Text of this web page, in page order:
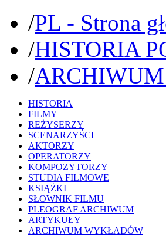
/PL - Strona
/HISTORIA
/
HISTORIA
FILMY
REŻYSERZY
SCENARZYŚCI
AKTORZY
OPERATORZY
KOMPOZYTORZY
STUDIA FILMOWE
KSIĄŻKI
SŁOWNIK FILMU
PLEOGRAF ARCHIWUM
ARTYKUŁY
ARCHIWUM WYKŁADÓW